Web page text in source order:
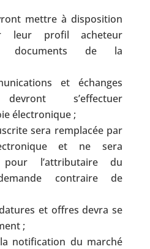
mettre à disposition
leur profil acheteur
documents de la
et échanges
devront s’effectuer
électronique ;
sera remplacée par
et ne sera
l’attributaire du
contraire de
et offres devra se
;
notification du marché